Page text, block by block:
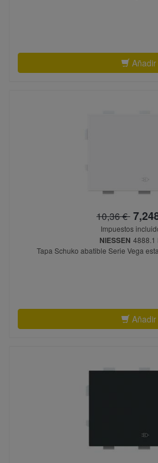
Añadir
10,36 €
Impuestos
NIESSEN 4888.1
Tapa Schuko abatible Serie Vega
Añadir